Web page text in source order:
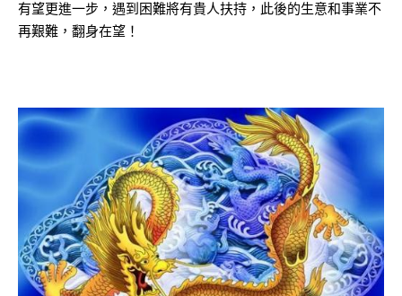
有望更進一步，遇到困難將有貴人扶持，此後的生意和事業不
再艱難，翻身在望！